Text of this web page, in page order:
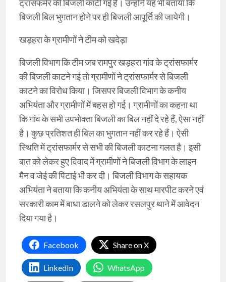
ट्रांसफर्मर की बिजली काटी गई है। उन्होंने यह भी बताया कि
बिजली बिल भुगतान होने पर ही बिजली आपूर्ति की जायेगी।
खड़हरा के ग्रामीणों ने टीम को खदेड़ा
बिजली विभाग कि टीम जब रामपुर खड़हरा गांव के ट्रांसफार्मर
की बिजली काटने गई तो ग्रामीणों ने ट्रांसफार्मर से बिजली
काटने का विरोध किया। जिसपर बिजली विभाग के कनीय
अभियंता और ग्रामीणों में बहस हो गई। ग्रामीणों का कहना था
कि गांव के सभी उपभोक्ता बिजली का बिल नहीं दे रहे हैं, ऐसा नहीं
है। कुछ प्रतिशत ही बिल का भुगतान नहीं कर रहे हैं। ऐसी
स्थिति में ट्रांसफार्मर से सभी की बिजली काटना गलत है। इसी
बात को लेकर हुए विवाद में ग्रामीणों ने बिजली विभाग के लाइन
मैन व जेई की पिटाई भी कर दी। बिजली विभाग के सहायक
अभियंता ने बताया कि कनीय अभियंता के साथ मारपीट करने एवं
सरकारी काम में बाधा डालने को लेकर रसलपुर थाने में आवेदन
दिया गया है।
Facebook Share on X
LinkedIn WhatsApp